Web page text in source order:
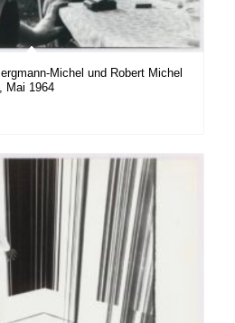
Michel und Robert Michel
Mai 1964